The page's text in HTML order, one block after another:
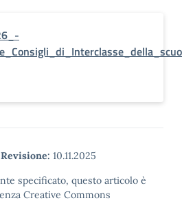
Revisione: 10.11.2025
specificato, questo articolo è
Creative Commons